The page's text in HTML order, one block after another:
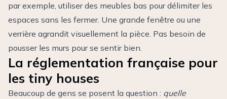
par exemple, utiliser des meubles bas pour délimiter les
espaces sans les fermer. Une grande fenêtre ou une
verrière agrandit visuellement la pièce. Pas besoin de
pousser les murs pour se sentir bien.
La réglementation française pour
les tiny houses
Beaucoup de gens se posent la question : quelle